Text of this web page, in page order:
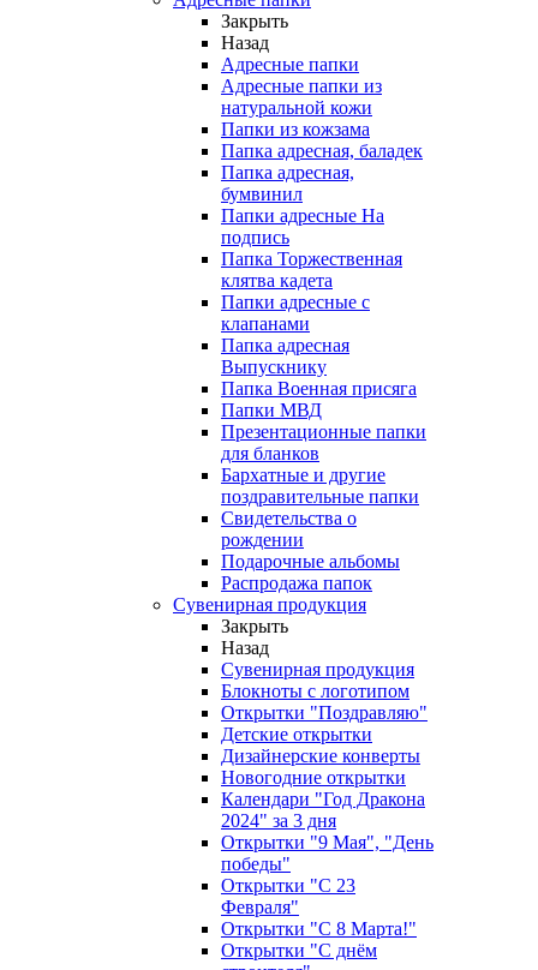
Закрыть
Назад
Адресные папки
Адресные папки из
натуральной кожи
Папки из кожзама
Папка адресная, баладек
Папка адресная,
бумвинил
Папки адресные На
подпись
Папка Торжественная
клятва кадета
Папки адресные с
клапанами
Папка адресная
Выпускнику
Папка Военная присяга
Папки МВД
Презентационные папки
для бланков
Бархатные и другие
поздравительные папки
Свидетельства о
рождении
Подарочные альбомы
Распродажа папок
Сувенирная продукция
Закрыть
Назад
Сувенирная продукция
Блокноты с логотипом
Открытки "Поздравляю"
Детские открытки
Дизайнерские конверты
Новогодние открытки
Календари "Год Дракона
2024" за 3 дня
Открытки "9 Мая", "День
победы"
Открытки "С 23
Февраля"
Открытки "С 8 Марта!"
Открытки "С днём